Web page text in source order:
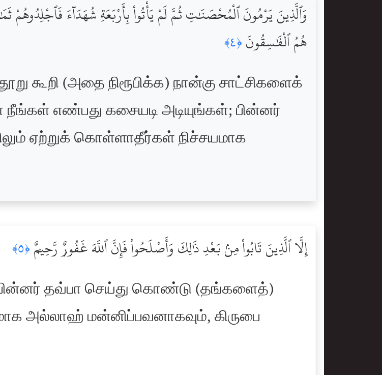
وَٱلَّذِينَ يَرْمُونَ ٱلْمُحْصَنَٰتِ ثُمَّ لَمْ يَأْتُواْ بِأَرْبَعَةِ شُهَدَآءَ فَٱجْلِدُوهُمْ
هُمُ ٱلْفَٰسِقُونَ ﴿٤﴾
கூறி (அதை நிரூபிக்க) நான்கு சாட்சிகளைக்
எண்பது கசையடி அடியுங்கள்; பின்னர்
ஏற்றுக் கொள்ளாதீர்கள் நிச்சயமாக
إِلَّا ٱلَّذِينَ تَابُواْ مِنۢ بَعْدِ ذَٰلِكَ وَأَصْلَحُواْ فَإِنَّ ٱللَّهَ غَفُورٌۭ رَّحِيمٌۭ ﴿٥﴾
தவ்பா செய்து கொண்டு (தங்களைத்)
அல்லாஹ் மன்னிப்பவனாகவும், கிருபை